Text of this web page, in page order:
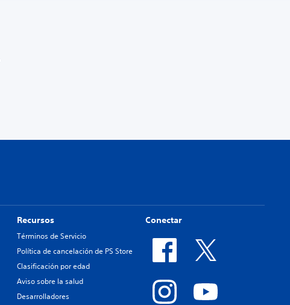
Recursos
Términos de Servicio
Política de cancelación de PS Store
Clasificación por edad
Aviso sobre la salud
Desarrolladores
Conectar